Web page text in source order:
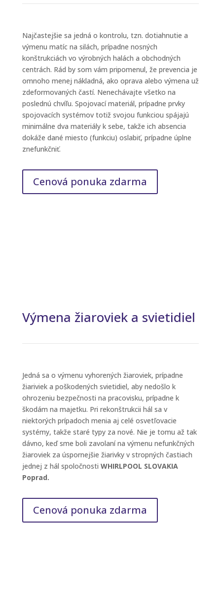
Najčastejšie sa jedná o kontrolu, tzn. dotiahnutie a
výmenu matíc na silách, prípadne nosných
konštrukciách vo výrobných halách a obchodných
centrách. Rád by som vám pripomenul, že prevencia je
omnoho menej nákladná, ako oprava alebo výmena už
zdeformovaných častí. Nenechávajte všetko na
poslednú chvíľu. Spojovací materiál, prípadne prvky
spojovacích systémov totiž svojou funkciou spájajú
minimálne dva materiály k sebe, takže ich absencia
dokáže dané miesto (funkciu) oslabiť, prípadne úplne
znefunkčniť.
Cenová ponuka zdarma
Výmena žiaroviek a svietidiel
Jedná sa o výmenu vyhorených žiaroviek, prípadne
žiariviek a poškodených svietidiel, aby nedošlo k
ohrozeniu bezpečnosti na pracovisku, prípadne k
škodám na majetku. Pri rekonštrukcii hál sa v
niektorých prípadoch menia aj celé osvetľovacie
systémy, takže staré typy za nové. Nie je tomu až tak
dávno, keď sme boli zavolaní na výmenu nefunkčných
žiaroviek za úspornejšie žiarivky v stropných častiach
jednej z hál spoločnosti WHIRLPOOL SLOVAKIA
Poprad.
Cenová ponuka zdarma